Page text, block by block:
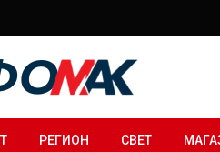
РЕГИОН СВЕТ